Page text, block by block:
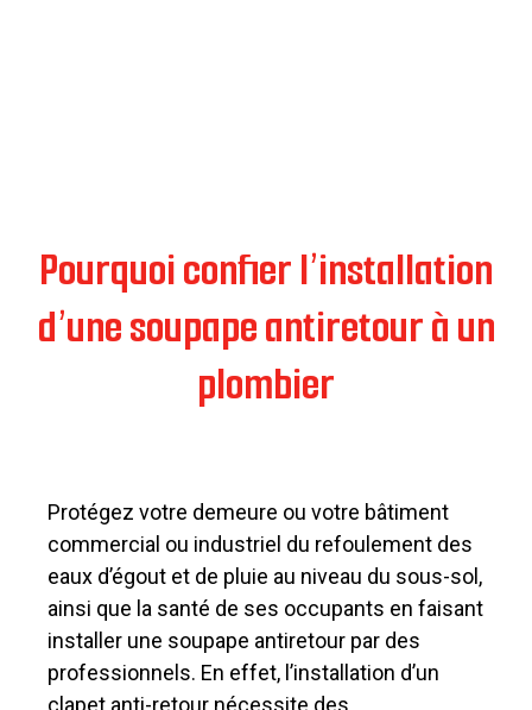
Pourquoi confier l’installation
d’une soupape antiretour à un
plombier
Protégez votre demeure ou votre bâtiment
commercial ou industriel du refoulement des
eaux d’égout et de pluie au niveau du sous-sol,
ainsi que la santé de ses occupants en faisant
installer une soupape antiretour par des
professionnels. En effet, l’installation d’un
clapet anti-retour nécessite des